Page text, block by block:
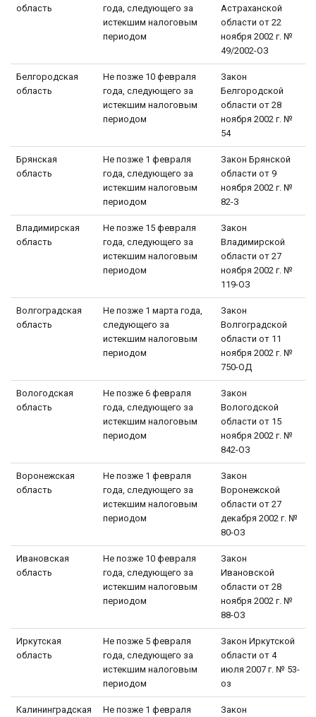
область
года, следующего за
истекшим налоговым
периодом
Астраханской
области от 22
ноября 2002 г. №
49/2002-ОЗ
Белгородская
область
Не позже 10 февраля
года, следующего за
истекшим налоговым
периодом
Закон
Белгородской
области от 28
ноября 2002 г. №
54
Брянская
область
Не позже 1 февраля
года, следующего за
истекшим налоговым
периодом
Закон Брянской
области от 9
ноября 2002 г. №
82-З
Владимирская
область
Не позже 15 февраля
года, следующего за
истекшим налоговым
периодом
Закон
Владимирской
области от 27
ноября 2002 г. №
119-ОЗ
Волгоградская
область
Не позже 1 марта года,
следующего за
истекшим налоговым
периодом
Закон
Волгоградской
области от 11
ноября 2002 г. №
750-ОД
Вологодская
область
Не позже 6 февраля
года, следующего за
истекшим налоговым
периодом
Закон
Вологодской
области от 15
ноября 2002 г. №
842-ОЗ
Воронежская
область
Не позже 1 февраля
года, следующего за
истекшим налоговым
периодом
Закон
Воронежской
области от 27
декабря 2002 г. №
80-ОЗ
Ивановская
область
Не позже 10 февраля
года, следующего за
истекшим налоговым
периодом
Закон
Ивановской
области от 28
ноября 2002 г. №
88-ОЗ
Иркутская
область
Не позже 5 февраля
года, следующего за
истекшим налоговым
периодом
Закон Иркутской
области от 4
июля 2007 г. № 53-
оз
Калининградская Не позже 1 февраля Закон